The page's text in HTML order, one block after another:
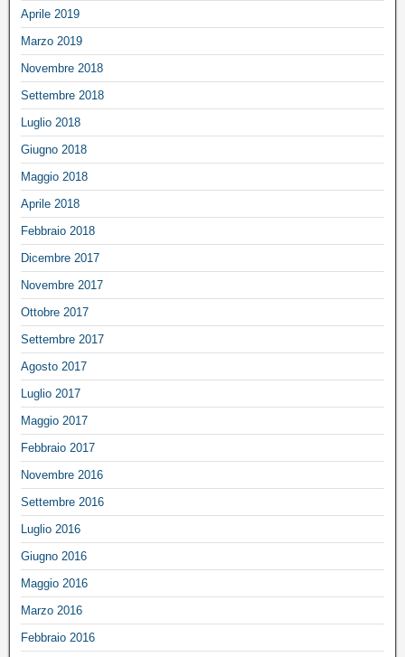
Aprile 2019
Marzo 2019
Novembre 2018
Settembre 2018
Luglio 2018
Giugno 2018
Maggio 2018
Aprile 2018
Febbraio 2018
Dicembre 2017
Novembre 2017
Ottobre 2017
Settembre 2017
Agosto 2017
Luglio 2017
Maggio 2017
Febbraio 2017
Novembre 2016
Settembre 2016
Luglio 2016
Giugno 2016
Maggio 2016
Marzo 2016
Febbraio 2016